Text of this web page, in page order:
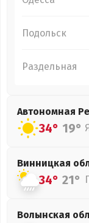
Подольск
Раздельная
Автономная
34° 19°
Винницкая
34° 21°
Волынская